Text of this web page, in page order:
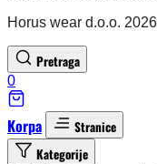
Horus wear d.o.o.
Pretraga
0
Korpa
Stranice
Kategorije